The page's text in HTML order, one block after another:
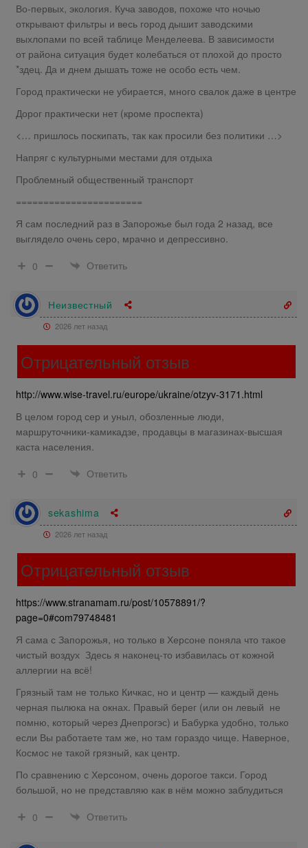
Во-первых, экология. Куча заводов, похоже что ночью
открывают фильтры и весь город дышит заводскими
выхлопами по всей таблице Менделеева. В зависимости
от района ситуация будет колебаться от плохой до просто
*здец. Да и днем дышать тоже не особо есть чем.
Город практически не убирается, много свалок даже в центре
Дорог практически нет (кроме проспекта)
<… пришлось поскипать, так как просили без политики …>
Напряг с культурными местами для отдыха
Проблемный общественный транспорт
=======================
Я сам последний раз в Запорожье был года 2 назад, все
выглядело очень серо, мрачно и депрессивно.
0
Ответить
Неизвестный
2026 лет назад
Отрицательный отзыв
http://www.wise-travel.ru/europe/ukraine/otzyv-3171.html
В целом город сер и уныл, обозленные люди,
маршруточники-камикадзе, продавцы в магазинах-высшая
каста населения.
0
Ответить
sekashima
2026 лет назад
Отрицательный отзыв
https://www.stranamam.ru/post/10578891/?
page=0#com79748481
Я сама с Запорожья, но только в Херсоне поняла что такое
чистый воздух Здесь я наконец-то избавилась от кожной
аллергии на всё!
Грязный там не только Кичкас, но и центр — каждый день
черная пылюка на окнах. Правый берег (или он левый не
помню, который через Днепрогэс) и Бабурка удобно, только
если Вы работаете там же, но там гораздо чище. Наверное,
Космос не такой грязный, как центр.
По сравнению с Херсоном, очень дорогое такси. Город
большой, но не представляю как в нём можно заблудиться
0
Ответить